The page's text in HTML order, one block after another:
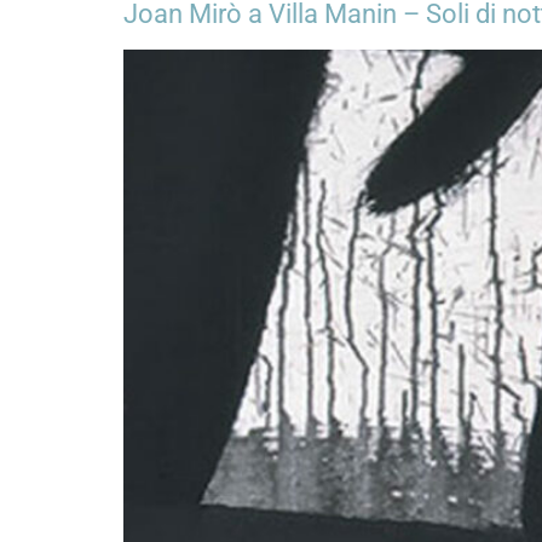
Joan Mirò a Villa Manin – Soli di